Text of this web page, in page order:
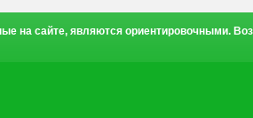
на сайте, являются ориентировочными.